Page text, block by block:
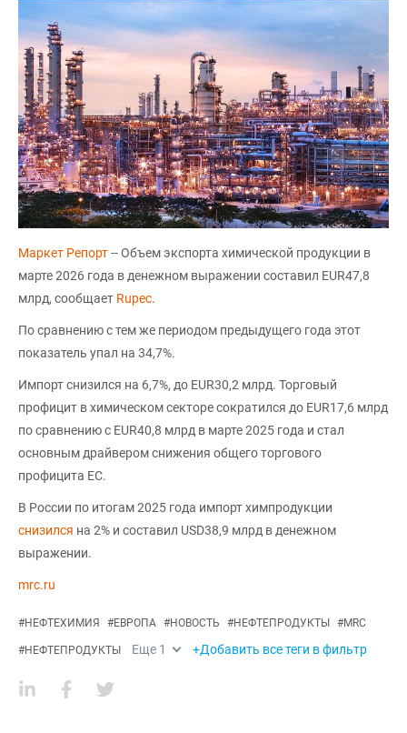
Маркет Репорт-- Объем экспорта химической продукции в
марте 2026 года в денежном выражении составил EUR47,8
млрд, сообщает Rupec.
По сравнению с тем же периодом предыдущего года этот
показатель упал на 34,7%.
Импорт снизился на 6,7%, до EUR30,2 млрд. Торговый
профицит в химическом секторе сократился до EUR17,6 млрд
по сравнению с EUR40,8 млрд в марте 2025 года и стал
основным драйвером снижения общего торгового
профицита ЕС.
В России по итогам 2025 года импорт химпродукции
снизился на 2% и составил USD38,9 млрд в денежном
выражении.
mrc.ru
#НЕФТЕХИМИЯ #ЕВРОПА #НОВОСТЬ #НЕФТЕПРОДУКТЫ #MRC
#НЕФТЕПРОДУКТЫ Еще 1 +Добавить все теги в фильтр